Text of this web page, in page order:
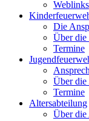
Weblinks
Die
Über
Termine
Über die
Termine
Altersabteilung
Über die